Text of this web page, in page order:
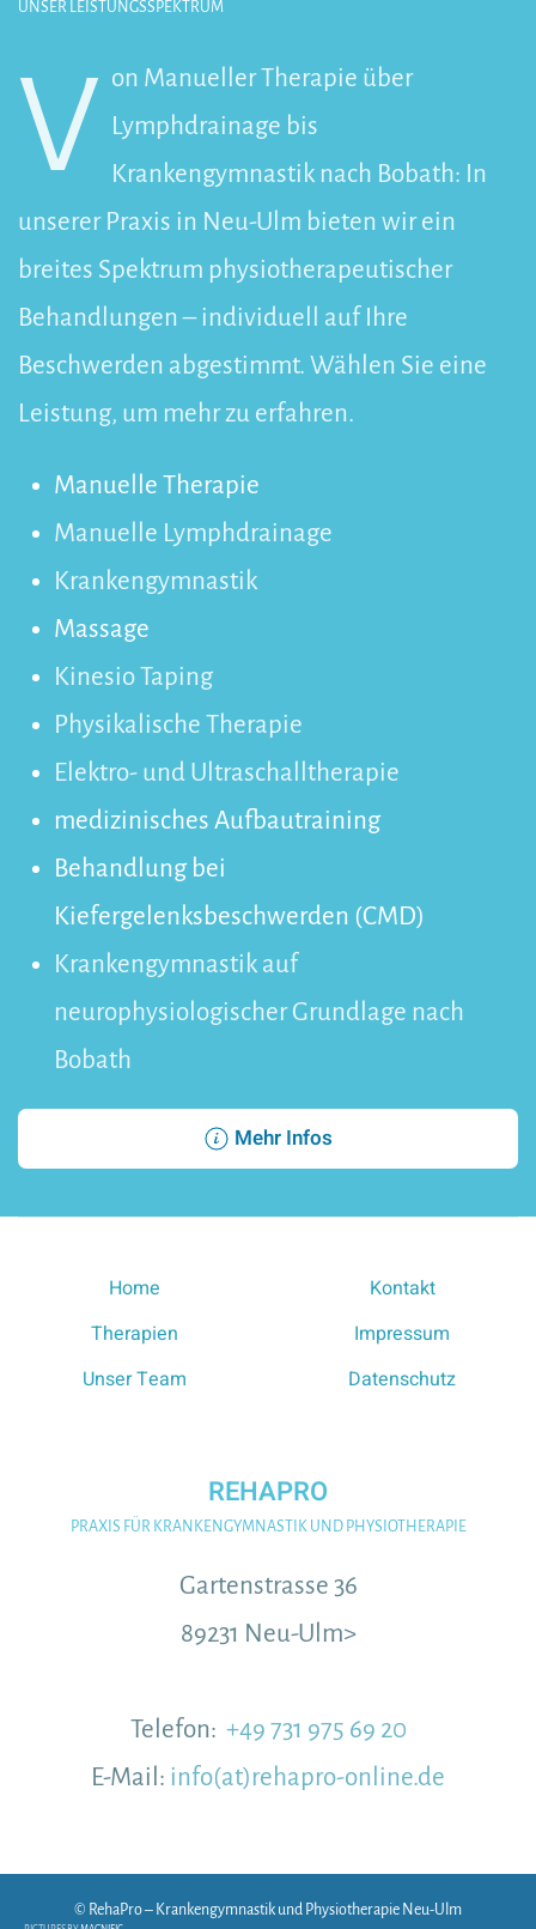
UNSER LEISTUNGSSPEKTRUM
V on Manueller Therapie über
Lymphdrainage bis
Krankengymnastik nach Bobath: In
unserer Praxis in Neu-Ulm bieten wir ein
breites Spektrum physiotherapeutischer
Behandlungen – individuell auf Ihre
Beschwerden abgestimmt. Wählen Sie eine
Leistung, um mehr zu erfahren.
Manuelle Therapie
Manuelle Lymphdrainage
Krankengymnastik
Massage
Kinesio Taping
Physikalische Therapie
Elektro- und Ultraschalltherapie
medizinisches Aufbautraining
Behandlung bei
Kiefergelenksbeschwerden (CMD)
Krankengymnastik auf
neurophysiologischer Grundlage nach
Bobath
Mehr Infos
Home
Therapien
Unser Team
Kontakt
Impressum
Datenschutz
REHAPRO
PRAXIS FÜR KRANKENGYMNASTIK UND PHYSIOTHERAPIE
Gartenstrasse 36
89231 Neu-Ulm>
Telefon: +49 731 975 69 20
E-Mail: info(at)rehapro-online.de
© RehaPro – Krankengymnastik und Physiotherapie Neu-Ulm